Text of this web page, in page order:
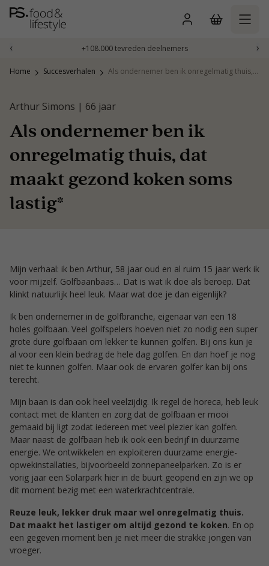
Naar
inhoud
‹ +108.000 tevreden deelnemers ›
Home Succesverhalen Als ondernemer ben ik onregelmatig thuis, dat maakt gezond koken soms lastig*
Arthur Simons | 66 jaar
Als ondernemer ben ik
onregelmatig thuis, dat
maakt gezond koken soms
lastig*
Mijn verhaal: ik ben Arthur, 58 jaar oud en al ruim 15 jaar werk ik
voor mijzelf. Golfbaanbaas… Dat is wat ik doe als beroep. Dat
klinkt natuurlijk heel leuk. Maar wat doe je dan eigenlijk?
Ik ben ondernemer in de golfbranche, eigenaar van een 18
holes golfbaan. Veel golfspelers hoeven niet zo nodig een super
grote dure golfbaan om lekker te kunnen golfen. Bij ons kun je
al voor een klein bedrag de hele dag golfen. En dan hoef je nog
niet te kunnen golfen. Maar ook de ervaren golfer kan bij ons
terecht.
Mijn baan is dan ook heel veelzijdig. Ik regel de horeca, heb leuk
contact met de klanten en zorg dat de golfbaan er mooi
gemaaid bij ligt zodat iedereen met veel plezier kan golfen.
Maar naast de golfbaan heb ik ook een bedrijf in duurzame
energie. We ontwikkelen en exploiteren duurzame energie-
opwekinstallaties, bijvoorbeeld zonnepaneelparken. Zo is er
vorig jaar een Solarpark hier in de buurt geopend en zijn we op
dit moment bezig met een waterkrachtcentrale.
Reuze leuk, lekker druk maar wel onregelmatig thuis.
Dat maakt het lastiger om altijd gezond te koken. En op
een gegeven moment ben je niet meer die strakke jongen van
vroeger.